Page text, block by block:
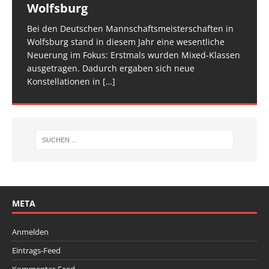
Wolfsburg
Bei den Deutschen Mannschaftsmeisterschaften in
Wolfsburg stand in diesem Jahr eine wesentliche
Neuerung im Fokus: Erstmals wurden Mixed-Klassen
ausgetragen. Dadurch ergaben sich neue
Konstellationen in […]
zwei Tage verteilt, um den Ablauf zu entzerren und
den Athletinnen und Athleten mehr Raum zu geben.
[…]
TROPHY statt und 65 Kinder und Jugendliche waren
für den Trampolin Nachwuchs konzipierte
[…]
überzeugt
Am vergangenen Wochenende traf sich die deutsche
Spitze im Trampolinturnen in Biberach an der Riß
(Baden-Württemberg) zu einem hochkarätigen
Wettkampfwochenende: Am Samstag standen die
Deutschen[…]
META
Anmelden
Eintrags-Feed